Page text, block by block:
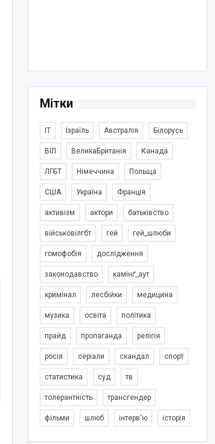
Мітки
IT Ізраїль Австралія Білорусь
ВІЛ ВеликаБританія Канада
ЛГБТ Німеччина Польща
США Україна Франція
активізм актори батьківство
військовілгбт гей гей_шлюби
гомофобія дослідження
законодавство камінґ_аут
кримінал лесбійки медицина
музика освіта політика
прайд пропаганда релігія
росія серіали скандал спорт
статистика суд тв
толерантність трансгендер
фільми шлюб інтерв'ю історія